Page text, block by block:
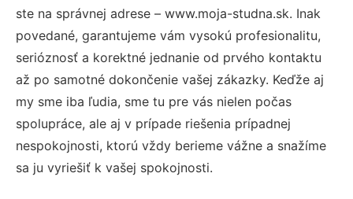
ste na správnej adrese – www.moja-studna.sk. Inak
povedané, garantujeme vám vysokú profesionalitu,
serióznosť a korektné jednanie od prvého kontaktu
až po samotné dokončenie vašej zákazky. Keďže aj
my sme iba ľudia, sme tu pre vás nielen počas
spolupráce, ale aj v prípade riešenia prípadnej
nespokojnosti, ktorú vždy berieme vážne a snažíme
sa ju vyriešiť k vašej spokojnosti.